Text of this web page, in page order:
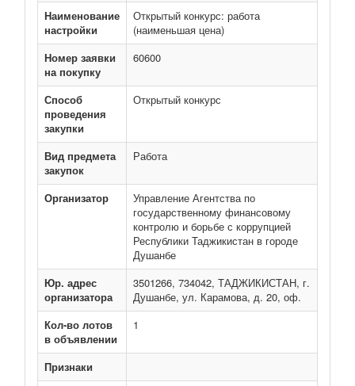
Наименование
настройки
Открытый конкурс: работа
(наименьшая цена)
Номер заявки
на покупку
60600
Способ
проведения
закупки
Открытый конкурс
Вид предмета
закупок
Работа
Организатор
Управление Агентства по
государственному финансовому
контролю и борьбе с коррупцией
Республики Таджикистан в городе
Душанбе
Юр. адрес
организатора
3501266, 734042, ТАДЖИКИСТАН, г.
Душанбе, ул. Карамова, д. 20, оф.
Кол-во лотов
в объявлении
1
Признаки